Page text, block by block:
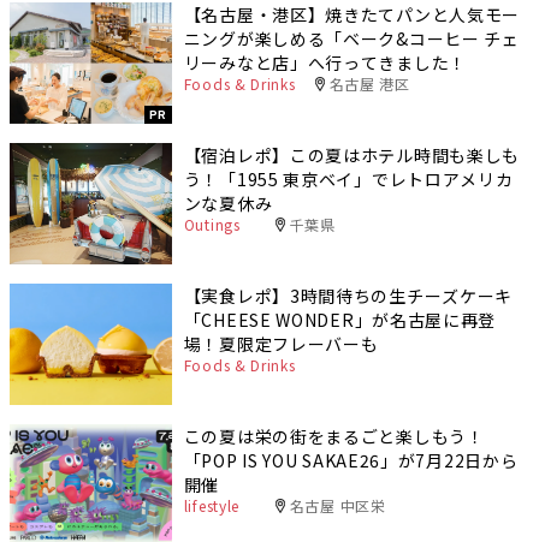
PR
【名古屋・港区】焼きたてパンと人気モー
ニングが楽しめる「ベーク&コーヒー チェ
リーみなと店」へ行ってきました！
Foods & Drinks 名古屋 港区
【宿泊レポ】この夏はホテル時間も楽しも
う！「1955 東京ベイ」でレトロアメリカ
ンな夏休み
Outings 千葉県
【実食レポ】3時間待ちの生チーズケーキ
「CHEESE WONDER」が名古屋に再登
場！夏限定フレーバーも
Foods & Drinks
この夏は栄の街をまるごと楽しもう！
「POP IS YOU SAKAE26」が7月22日から
開催
lifestyle 名古屋 中区栄